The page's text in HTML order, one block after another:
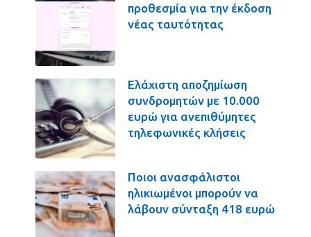
προθεσμία για την έκδοση
νέας ταυτότητας
Ελάχιστη αποζημίωση
συνδρομητών με 10.000
ευρώ για ανεπιθύμητες
τηλεφωνικές κλήσεις
Ποιοι ανασφάλιστοι
ηλικιωμένοι μπορούν να
λάβουν σύνταξη 418 ευρώ